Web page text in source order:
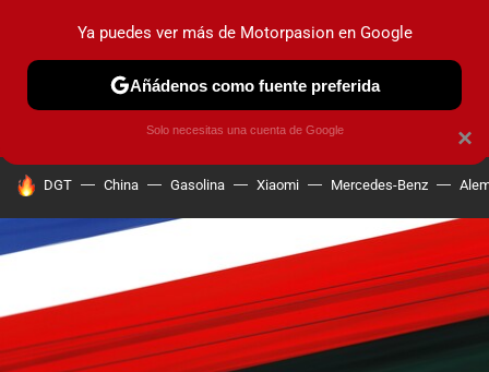
PRUEBAS COCHES ELÉCTRICOS OBSERVATORIO
HOY SE HABLA DE
DGT China Gasolina Xiaomi Mercedes-Benz
×
Ya puedes ver más de Motorpasion en Google
Añádenos como fuente preferida
Solo necesitas una cuenta de Google